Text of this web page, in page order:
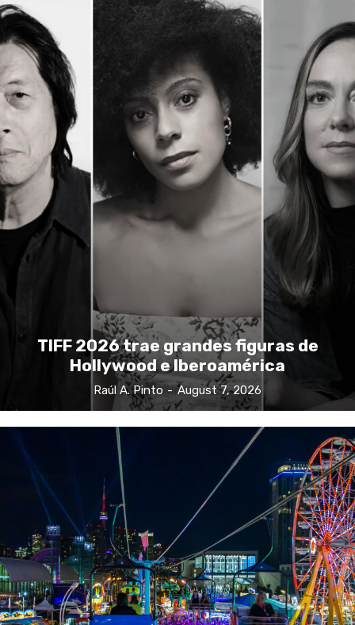
TIFF 2026 trae grandes figuras de
Hollywood e Iberoamérica
Raúl A. Pinto - August 7, 2026